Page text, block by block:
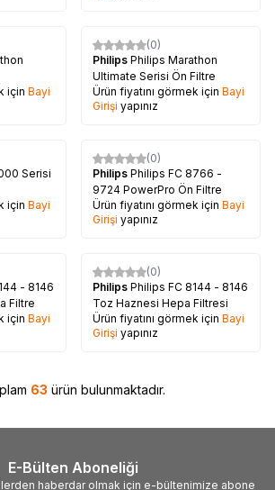
için Bayi
(0)
Philips Philips Marathon
Ultimate Serisi Ön Filtre
Ürün fiyatını görmek için Bayi
Girişi yapınız
Serisi
için Bayi
(0)
Philips Philips FC 8766 -
9724 PowerPro Ön Filtre
Ürün fiyatını görmek için Bayi
Girişi yapınız
- 8146
Filtre
için Bayi
(0)
Philips Philips FC 8144 - 8146
Toz Haznesi Hepa Filtresi
Ürün fiyatını görmek için Bayi
Girişi yapınız
63 ürün bulunmaktadır.
E-Bülten Aboneliği
haberdar olmak için e-bültenimize abone